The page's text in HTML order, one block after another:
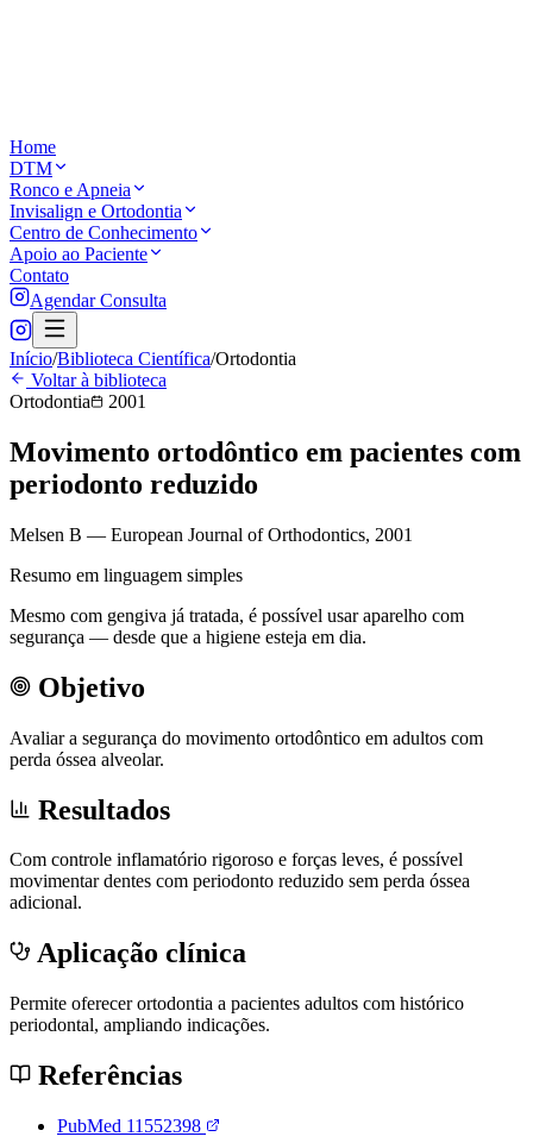
Home
DTM
Ronco e Apneia
Invisalign e Ortodontia
Centro de Conhecimento
Apoio ao Paciente
Contato
Agendar Consulta
Início/Biblioteca Científica/Ortodontia
Voltar à biblioteca
Ortodontia
2001
Movimento ortodôntico em pacientes com
periodonto reduzido
Melsen B — European Journal of Orthodontics, 2001
Resumo em linguagem simples
Mesmo com gengiva já tratada, é possível usar aparelho com
segurança — desde que a higiene esteja em dia.
Objetivo
Avaliar a segurança do movimento ortodôntico em adultos com
perda óssea alveolar.
Resultados
Com controle inflamatório rigoroso e forças leves, é possível
movimentar dentes com periodonto reduzido sem perda óssea
adicional.
Aplicação clínica
Permite oferecer ortodontia a pacientes adultos com histórico
periodontal, ampliando indicações.
Referências
PubMed 11552398